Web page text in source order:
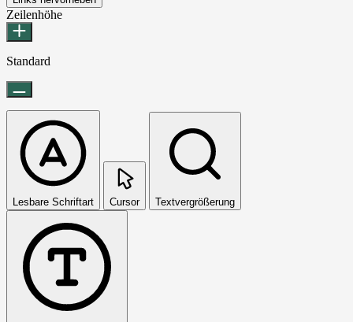
Zeilenhöhe
Standard
Lesbare Schriftart Cursor Textvergrößerung